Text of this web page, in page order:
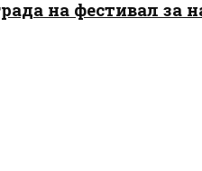
на фестивал